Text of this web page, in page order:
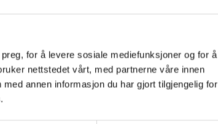
for å levere sosiale mediefunksjoner og for å
nettstedet vårt, med partnerne våre innen
annen informasjon du har gjort tilgjengelig for